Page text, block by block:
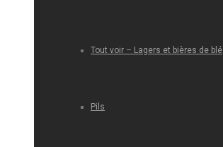
Tout voir – Lagers et bières de blé
Pils